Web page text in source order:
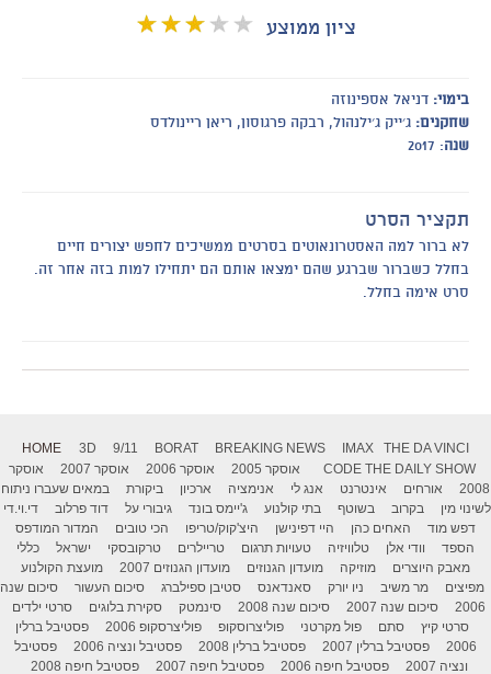
ציון ממוצע
בימוי: דניאל אספינוזה
שחקנים: ג׳ייק ג׳ילנהול, רבקה פרגוסון, ריאן ריינולדס
שנה: 2017
תקציר הסרט
לא ברור למה האסטרונאוטים בסרטים ממשיכים לחפש יצורים חיים
בחלל כשברור שברגע שהם ימצאו אותם הם יתחילו למות בזה אחר זה.
סרט אימה בחלל.
HOME 3D 9/11 BORAT BREAKING NEWS IMAX
THE DA VINCI
CODE THE DAILY SHOW אוסקר 2005 אוסקר 2006 אוסקר 2007
אוסקר
2008
אורחים אינטרנט אנג לי אנימציה ארכיון ביקורת
במאים שעברו ניתוח
לשינוי מין
בקרוב בשוטף בתי קולנוע ג'יימס בונד גיבורי על דוד פרלוב
די.וי.די
דפש מוד
האחים כהן היי דפינישן היצ'קוק/טריפו הכי טובים
המדור המודפס
הספד
וודי אלן טלוויזיה טעויות תרגום טריילרים טרקובסקי ישראל
כללי
מאבק היוצרים
מוזיקה מועדון הגנוזים מועדון הגנוזים 2007
מועצת הקולנוע
מפיצים
מר משיב ניו יורק סאנדאנס סטיבן ספילברג סיכום העשור
סיכום שנה
2006
סיכום שנה 2007 סיכום שנה 2008 סינמטק סקירת בלוגים
סרטי ילדים
סרטי קיץ
סתם פול מקרטני פוליצרוסקופ פוליצרסקופ 2006
פסטיבל ברלין
2006
פסטיבל ברלין 2007 פסטיבל ברלין 2008 פסטיבל ונציה 2006
פסטיבל
ונציה 2007
פסטיבל חיפה 2006 פסטיבל חיפה 2007 פסטיבל חיפה 2008